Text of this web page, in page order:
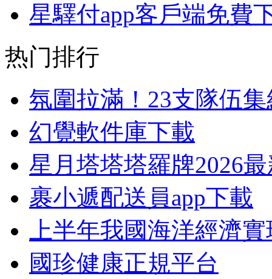
星驛付app客戶端免費
热门排行
氛圍拉滿！23支隊伍
幻覺軟件庫下載
星月塔塔塔羅牌2026
裹小遞配送員app下載
上半年我國海洋經濟
國珍健康正規平台